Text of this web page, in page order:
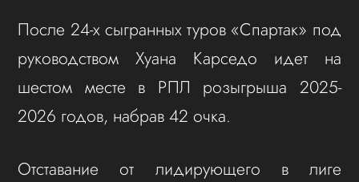
После 24-х сыгранных туров «Спартак» под
руководством Хуана Карседо идет на
шестом месте в РПЛ розыгрыша 2025-
2026 годов, набрав 42 очка.
Отставание от лидирующего в лиге